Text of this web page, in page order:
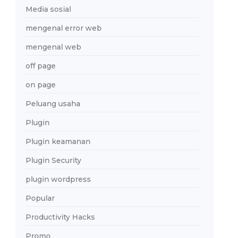
Media sosial
mengenal error web
mengenal web
off page
on page
Peluang usaha
Plugin
Plugin keamanan
Plugin Security
plugin wordpress
Popular
Productivity Hacks